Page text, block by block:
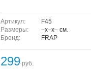
Артикул:
F45
Размеры:
–x–x– см.
Бренд:
FRAP
299 руб.